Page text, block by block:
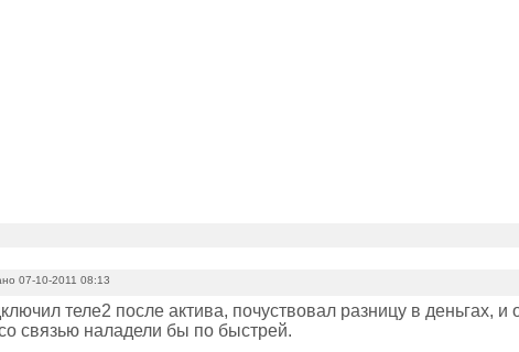
07-10-2011 08:13
теле2 после актива, почуствовал разницу в деньгах,
связью наладели бы по быстрей.